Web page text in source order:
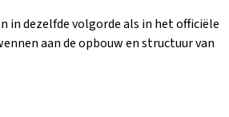
in dezelfde volgorde als in het officiële
aan de opbouw en structuur van